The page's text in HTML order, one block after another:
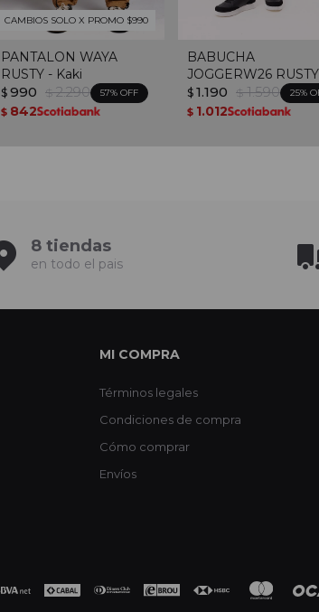
CAMBIOS SOLO X PROMO $990
PANTALON WAYA
RUSTY - Kaki
$ 990 $ 2.290 57
$ 842
BABUCHA
JOGGERW26
Gris Claro
$ 1.190 $ 1.590 25
$ 1.012
8 tiendas
en todo el pais
MI COMPRA
Términos legales
Condiciones de compra
Cómo comprar
Envíos